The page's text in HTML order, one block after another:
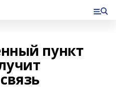
пункт